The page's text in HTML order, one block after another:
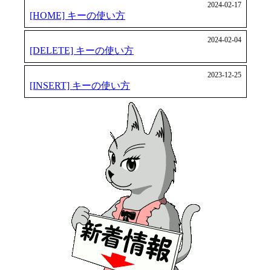
2024-02-17
[HOME] キーの使い方
2024-02-04
[DELETE] キーの使い方
2023-12-25
[INSERT] キーの使い方